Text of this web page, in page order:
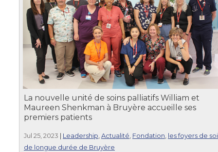
La nouvelle unité de soins palliatifs William et
Maureen Shenkman à Bruyère accueille ses
premiers patients
Jul 25, 2023 | Leadership,Actualité, Fondation, les foyers de
de longue durée de Bruyère